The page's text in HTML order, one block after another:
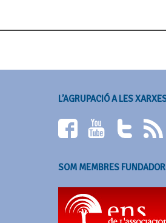
L’AGRUPACIÓ A LES
SOM MEMBRES